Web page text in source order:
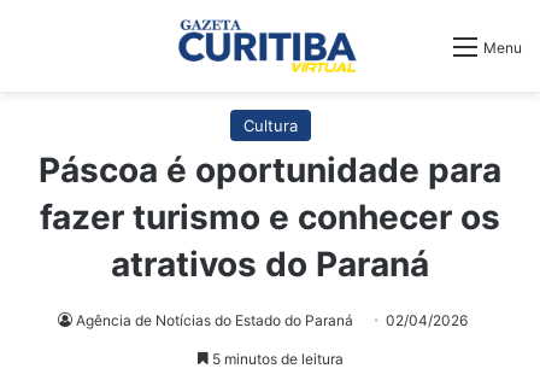
Menu
Cultura
Páscoa é oportunidade para
fazer turismo e conhecer os
atrativos do Paraná
Agência de Notícias do Estado do Paraná 02/04/2026
5 minutos de leitura